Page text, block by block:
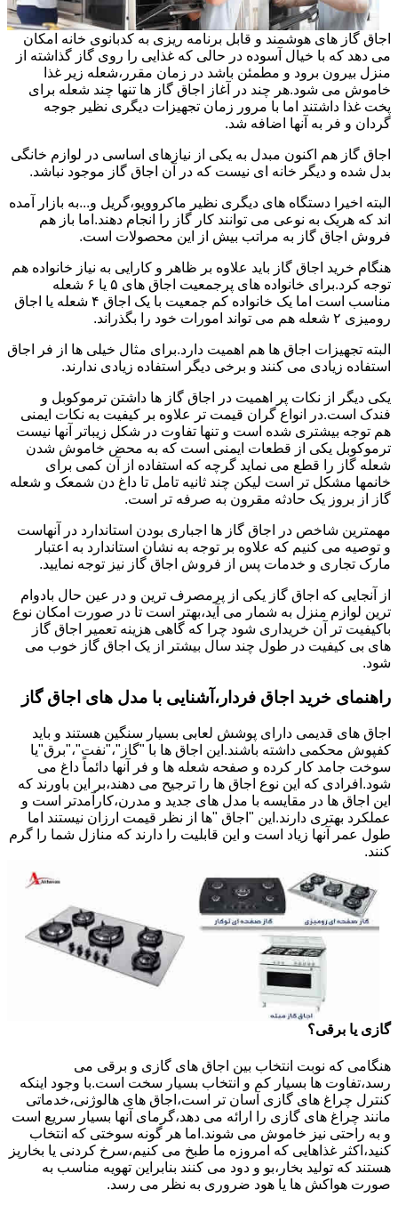
اجاق گاز های هوشمند و قابل برنامه ریزی به کدبانوی خانه امکان
می دهد که با خیال آسوده در حالی که غذایی را روی گاز گذاشته از
منزل بیرون برود و مطمئن باشد در زمان مقرر،شعله زیر غذا
خاموش می شود.هر چند در آغاز اجاق گاز ها تنها چند شعله برای
پخت غذا داشتند اما با مرور زمان تجهیزات دیگری نظیر جوجه
گردان و فر به آنها اضافه شد.
اجاق گاز هم اکنون مبدل به یکی از نیازهای اساسی در لوازم خانگی
بدل شده و دیگر خانه ای نیست که در آن اجاق گاز موجود نباشد.
البته اخیرا دستگاه های دیگری نظیر ماکروویو،گریل و...به بازار آمده
اند که هریک به نوعی می توانند کار گاز را انجام دهند.اما باز هم
فروش اجاق گاز به مراتب بیش از این محصولات است.
هنگام خرید اجاق گاز باید علاوه بر ظاهر و کارایی به نیاز خانواده هم
توجه کرد.برای خانواده های پرجمعیت اجاق های ۵ یا ۶ شعله
مناسب است اما یک خانواده کم جمعیت با یک اجاق ۴ شعله یا اجاق
رومیزی ۲ شعله هم می تواند امورات خود را بگذراند.
البته تجهیزات اجاق ها هم اهمیت دارد.برای مثال خیلی ها از فر اجاق
استفاده زیادی می کنند و برخی دیگر استفاده زیادی ندارند.
یکی دیگر از نکات پر اهمیت در اجاق گاز ها داشتن ترموکوبل و
فندک است.در انواع گران قیمت تر علاوه بر کیفیت به نکات ایمنی
هم توجه بیشتری شده است و تنها تفاوت در شکل زیباتر آنها نیست
ترموکوبل یکی از قطعات ایمنی است که به محض خاموش شدن
شعله گاز را قطع می نماید گرچه که استفاده از آن کمی برای
خانمها مشکل تر است لیکن چند ثانیه تامل تا داغ دن شمعک و شعله
گاز از بروز یک حادثه مقرون به صرفه تر است.
مهمترین شاخص در اجاق گاز ها اجباری بودن استاندارد در آنهاست
و توصیه می کنیم که علاوه بر توجه به نشان استاندارد به اعتبار
مارک تجاری و خدمات پس از فروش اجاق گاز نیز توجه نمایید.
از آنجایی که اجاق گاز یکی از پرمصرف ترین و در عین حال بادوام
ترین لوازم منزل به شمار می آید،بهتر است تا در صورت امکان نوع
باکیفیت تر آن خریداری شود چرا که گاهی هزینه تعمیر اجاق گاز
های بی کیفیت در طول چند سال بیشتر از یک اجاق گاز خوب می
شود.
راهنمای خرید اجاق فردار،آشنایی با مدل های اجاق گاز
اجاق های قدیمی دارای پوشش لعابی بسیار سنگین هستند و باید
کفپوش محکمی داشته باشند.این اجاق ها با "گاز"،"نفت"،"برق"یا
سوخت جامد کار کرده و صفحه شعله ها و فر آنها دائماً داغ می
شود.افرادی که این نوع اجاق ها را ترجیح می دهند،بر این باورند که
این اجاق ها در مقایسه با مدل های جدید و مدرن،کارآمدتر است و
عملکرد بهتری دارند.این "اجاق "ها از نظر قیمت ارزان نیستند اما
طول عمر آنها زیاد است و این قابلیت را دارند که منازل شما را گرم
کنند.
گازی یا برقی؟
هنگامی که نوبت انتخاب بین اجاق های گازی و برقی می
رسد،تفاوت ها بسیار کم و انتخاب بسیار سخت است.با وجود اینکه
کنترل چراغ های گازی آسان تر است،اجاق های هالوژنی،خدماتی
مانند چراغ های گازی را ارائه می دهد،گرمای آنها بسیار سریع است
و به راحتی نیز خاموش می شوند.اما هر گونه سوختی که انتخاب
کنید،اکثر غذاهایی که امروزه ما طبخ می کنیم،سرخ کردنی یا بخارپز
هستند که تولید بخار،بو و دود می کنند بنابراین تهویه مناسب به
صورت هواکش ها یا هود ضروری به نظر می رسد.